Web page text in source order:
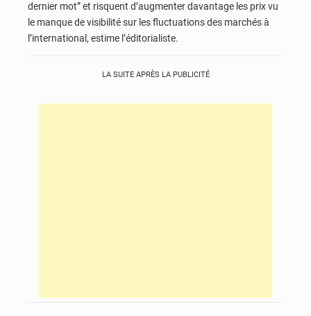
dernier mot” et risquent d’augmenter davantage les prix vu
le manque de visibilité sur les fluctuations des marchés à
l’international, estime l’éditorialiste.
LA SUITE APRÈS LA PUBLICITÉ